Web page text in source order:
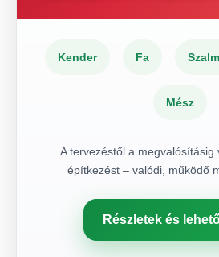
Kender Fa
Mész
A tervezéstől a megvalósításig
építkezést – valódi, működő
Részletek és